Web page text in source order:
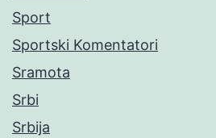
Sport
Sportski Komentatori
Sramota
Srbi
Srbija